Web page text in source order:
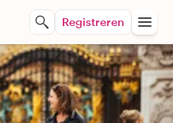
Registreren